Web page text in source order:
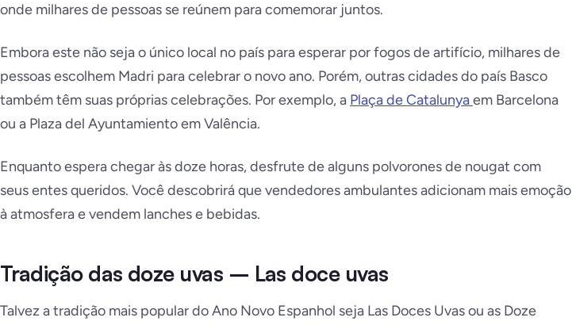
onde milhares de pessoas se reúnem para comemorar juntos.
Embora este não seja o único local no país para esperar por fogos de artifício, milhares de
pessoas escolhem Madri para celebrar o novo ano. Porém, outras cidades do país Basco
também têm suas próprias celebrações. Por exemplo, a Plaça de Catalunyaem Barcelona
ou a Plaza del Ayuntamiento em Valência.
Enquanto espera chegar às doze horas, desfrute de alguns polvorones de nougat com
seus entes queridos. Você descobrirá que vendedores ambulantes adicionam mais emoção
à atmosfera e vendem lanches e bebidas.
Tradição das doze uvas – Las doce uvas
Talvez a tradição mais popular do Ano Novo Espanhol seja Las Doces Uvasou as Doze